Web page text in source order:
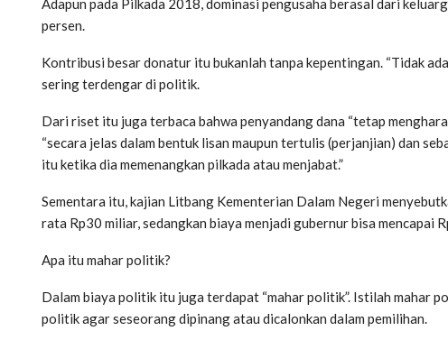
Adapun pada Pilkada 2018, dominasi pengusaha berasal dari
persen.
Kontribusi besar donatur itu bukanlah tanpa kepentingan. “Tidak
sering terdengar di politik.
Dari riset itu juga terbaca bahwa penyandang dana “tetap
“secara jelas dalam bentuk lisan maupun tertulis (perjanjian) dan
itu ketika dia memenangkan pilkada atau menjabat.”
Sementara itu, kajian Litbang Kementerian Dalam Negeri
rata Rp30 miliar, sedangkan biaya menjadi gubernur bisa mencapai
Apa itu mahar politik?
Dalam biaya politik itu juga terdapat “mahar politik”. Istilah mahar
politik agar seseorang dipinang atau dicalonkan dalam pemilihan.